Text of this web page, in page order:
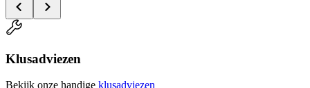
Klusadviezen
Bekijk onze handige klusadviezen